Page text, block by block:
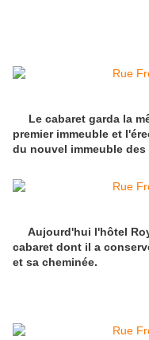
Le cabaret garda la
premier immeuble et
du nouvel immeuble des
Aujourd'hui l'hôtel
cabaret dont il a
et sa cheminée.